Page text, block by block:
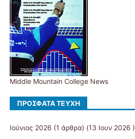
Middle Mountain College News
ΠΡΌΣΦΑΤΑ ΤΕΎΧΗ
Ιούνιος 2026 (1 άρθρα) (13 Ιουν 2026 )